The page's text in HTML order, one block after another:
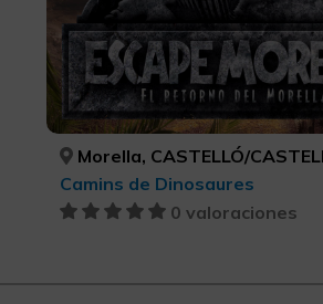
Morella, CASTELLÓ/
Camins de Dinosaures
0 valoraciones